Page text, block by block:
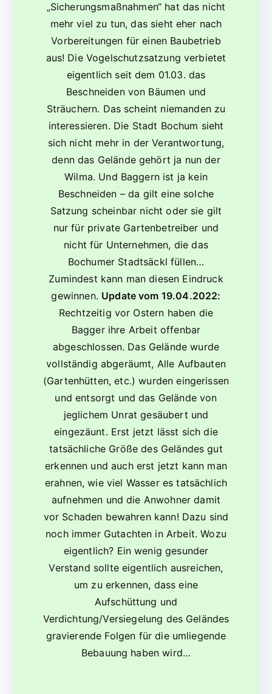
„Sicherungsmaßnahmen“ hat das nicht
mehr viel zu tun, das sieht eher nach
Vorbereitungen für einen Baubetrieb
aus! Die Vogelschutzsatzung verbietet
eigentlich seit dem 01.03. das
Beschneiden von Bäumen und
Sträuchern. Das scheint niemanden zu
interessieren. Die Stadt Bochum sieht
sich nicht mehr in der Verantwortung,
denn das Gelände gehört ja nun der
Wilma. Und Baggern ist ja kein
Beschneiden – da gilt eine solche
Satzung scheinbar nicht oder sie gilt
nur für private Gartenbetreiber und
nicht für Unternehmen, die das
Bochumer Stadtsäckl füllen…
Zumindest kann man diesen Eindruck
gewinnen. Update vom 19.04.2022:
Rechtzeitig vor Ostern haben die
Bagger ihre Arbeit offenbar
abgeschlossen. Das Gelände wurde
vollständig abgeräumt, Alle Aufbauten
(Gartenhütten, etc.) wurden eingerissen
und entsorgt und das Gelände von
jeglichem Unrat gesäubert und
eingezäunt. Erst jetzt lässt sich die
tatsächliche Größe des Geländes gut
erkennen und auch erst jetzt kann man
erahnen, wie viel Wasser es tatsächlich
aufnehmen und die Anwohner damit
vor Schaden bewahren kann! Dazu sind
noch immer Gutachten in Arbeit. Wozu
eigentlich? Ein wenig gesunder
Verstand sollte eigentlich ausreichen,
um zu erkennen, dass eine
Aufschüttung und
Verdichtung/Versiegelung des Geländes
gravierende Folgen für die umliegende
Bebauung haben wird…